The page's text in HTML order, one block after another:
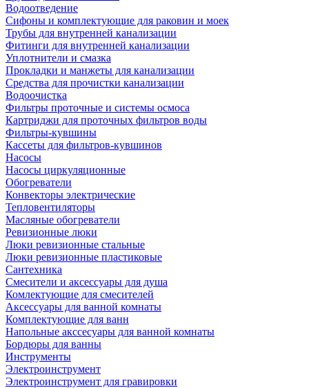
Водоотведение
Сифоны и комплектующие для раковин и моек
Трубы для внутренней канализации
Фитинги для внутренней канализации
Уплотнители и смазка
Прокладки и манжеты для канализации
Средства для прочистки канализации
Водоочистка
Фильтры проточные и системы осмоса
Картриджи для проточных фильтров воды
Фильтры-кувшины
Кассеты для фильтров-кувшинов
Насосы
Насосы циркуляционные
Обогреватели
Конвекторы электрические
Тепловентиляторы
Масляные обогреватели
Ревизионные люки
Люки ревизионные стальные
Люки ревизионные пластиковые
Сантехника
Смесители и аксессуары для душа
Комлектующие для смесителей
Аксессуары для ванной комнаты
Комплектующие для ванн
Напольные акссесуары для ванной комнаты
Бордюры для ванны
Инструменты
Электроинструмент
Электроинструмент для гравировки